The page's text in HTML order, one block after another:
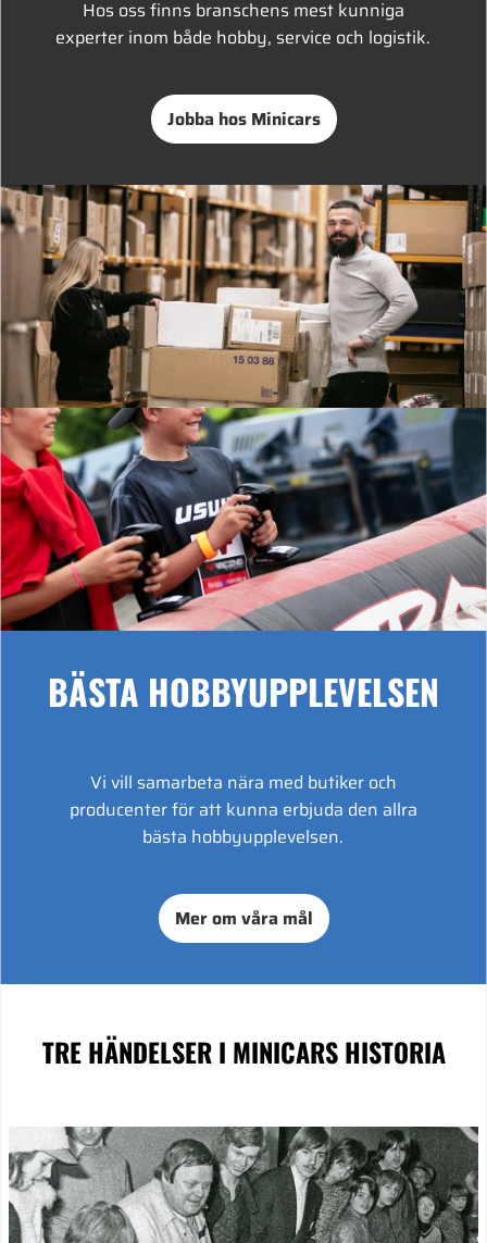
Hos oss finns branschens mest kunniga
experter inom både hobby, service och logistik.
Jobba hos Minicars
BÄSTA HOBBYUPPLEVELSEN
Vi vill samarbeta nära med butiker och
producenter för att kunna erbjuda den allra
bästa hobbyupplevelsen.
Mer om våra mål
TRE HÄNDELSERI MINICARS HISTORIA